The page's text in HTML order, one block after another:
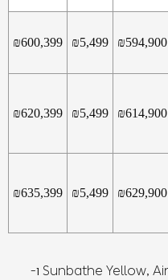
₪594,900
₪5,499
₪600,399
₪614,900
₪5,499
₪620,399
₪629,900
₪5,499
₪635,399
* צבע Sunbathe Yellow, Airspace Blue, Arctic Green ו-